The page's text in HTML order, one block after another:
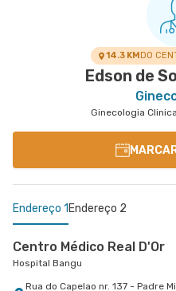
Avenida Embaixador Abelardo
Barra da Tijuca, Rio de Janeiro -
14.3 KMDO
Edson de
Ginecologia
Endereço 1 Endereço 2
Centro Médico Real D'Or
Hospital Bangu
Rua do Capelao nr. 137 - Padre